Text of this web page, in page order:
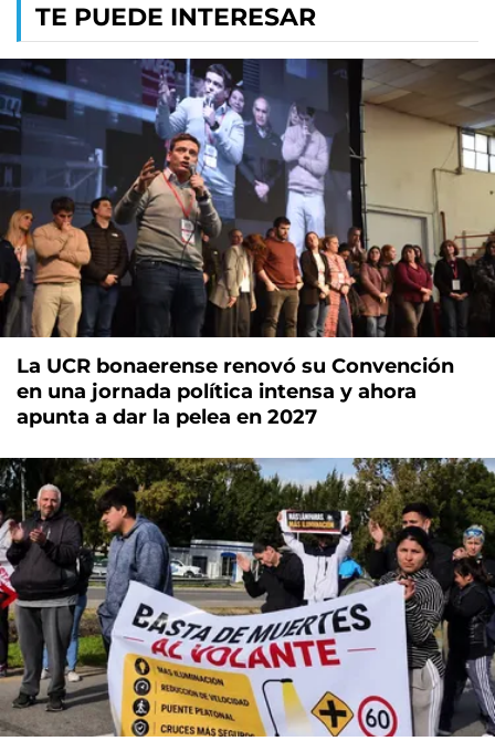
TE PUEDE INTERESAR
La UCR bonaerense renovó su Convención
en una jornada política intensa y ahora
apunta a dar la pelea en 2027